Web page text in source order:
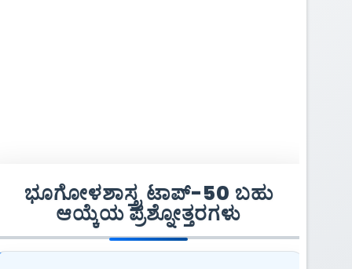
ಭೂಗೋಳಶಾಸ್ತ್ರ ಟಾಪ್-50 ಬಹು
ಆಯ್ಕೆಯ ಪ್ರಶ್ನೋತ್ತರಗಳು